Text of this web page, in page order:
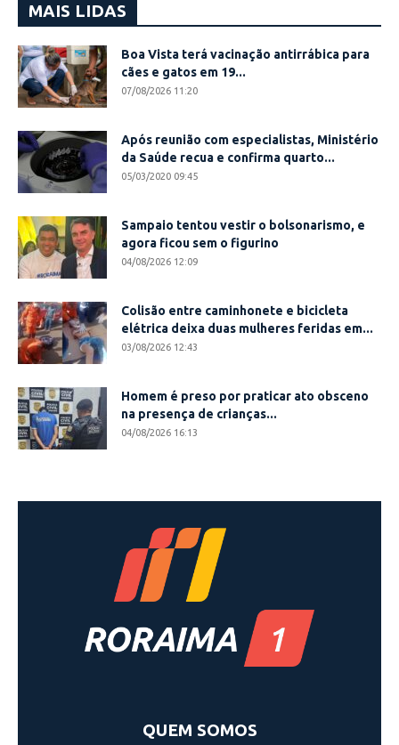
MAIS LIDAS
Boa Vista terá vacinação antirrábica para
cães e gatos em 19...
07/08/2026 11:20
Após reunião com especialistas, Ministério
da Saúde recua e confirma quarto...
05/03/2020 09:45
Sampaio tentou vestir o bolsonarismo, e
agora ficou sem o figurino
04/08/2026 12:09
Colisão entre caminhonete e bicicleta
elétrica deixa duas mulheres feridas em...
03/08/2026 12:43
Homem é preso por praticar ato obsceno
na presença de crianças...
04/08/2026 16:13
QUEM SOMOS